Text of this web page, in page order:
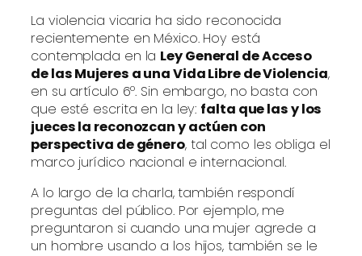
La violencia vicaria ha sido reconocida
recientemente en México. Hoy está
contemplada en la Ley General de Acceso
de las Mujeres a una Vida Libre de Violencia,
en su artículo 6º. Sin embargo, no basta con
que esté escrita en la ley: falta que las y los
jueces la reconozcan y actúen con
perspectiva de género, tal como les obliga el
marco jurídico nacional e internacional.
A lo largo de la charla, también respondí
preguntas del público. Por ejemplo, me
preguntaron si cuando una mujer agrede a
un hombre usando a los hijos, también se le